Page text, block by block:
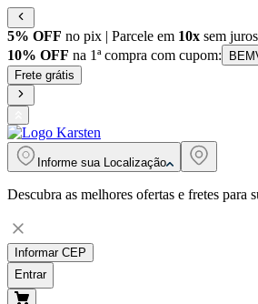
5% OFF no pix | Parcele em 10x sem
10% OFF na 1ª compra com cupom:
Frete grátis
Informe sua Localização
Descubra as melhores ofertas e fretes para
Informar CEP
Entrar